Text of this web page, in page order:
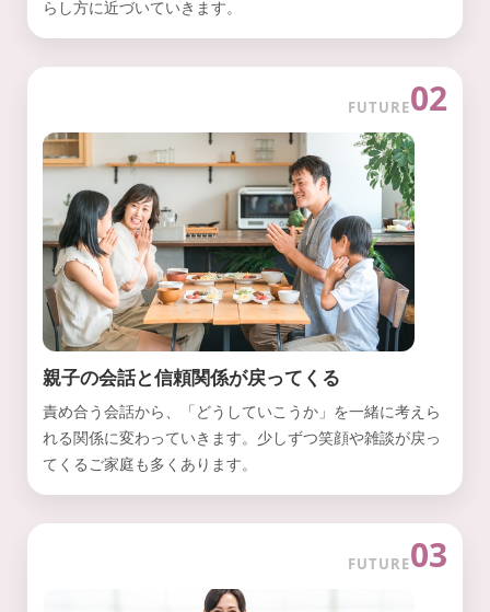
らし方に近づいていきます。
FUTURE02
親子の会話と信頼関係が戻ってくる
責め合う会話から、「どうしていこうか」を一緒に考えら
れる関係に変わっていきます。少しずつ笑顔や雑談が戻っ
てくるご家庭も多くあります。
FUTURE03